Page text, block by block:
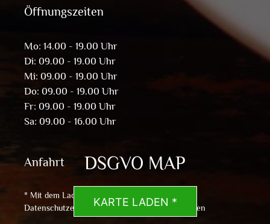
Öffnungszeiten
Mo: 14.00 - 19.00 Uhr
Di: 09.00 - 19.00 Uhr
Mi: 09.00 - 19.00 Uhr
Do: 09.00 - 19.00 Uhr
Fr: 09.00 - 19.00 Uhr
Sa: 09.00 - 16.00 Uhr
Anfahrt DSGVO MAP
KARTE LADEN *
* Mit dem Laden der Karte akzeptierst du die
Datenschutzerklärung von Google.Mehr erfahren